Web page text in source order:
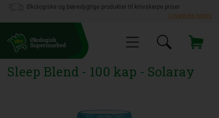
Økologiske og bæredygtige produkter til knivskarpe priser
Loyalitets konto
Sleep Blend - 100 kap - Solaray